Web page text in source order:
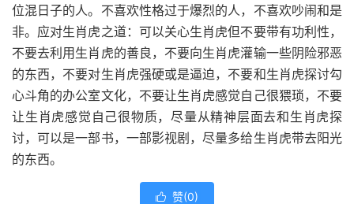
位混日子的人。不喜欢性格过于爆烈的人，不喜欢吵闹和是
非。应对生肖虎之道：可以关心生肖虎但不要带有功利性，
不要去利用生肖虎的善良，不要向生肖虎灌输一些阴险邪恶
的东西，不要对生肖虎强硬或是逼迫，不要和生肖虎探讨勾
心斗角的办公室文化，不要让生肖虎感觉自己很猥琐，不要
让生肖虎感觉自己很物质，尽量从精神层面去和生肖虎探
讨，可以是一部书，一部影视剧，尽量多给生肖虎带去阳光
的东西。
 赞(0)